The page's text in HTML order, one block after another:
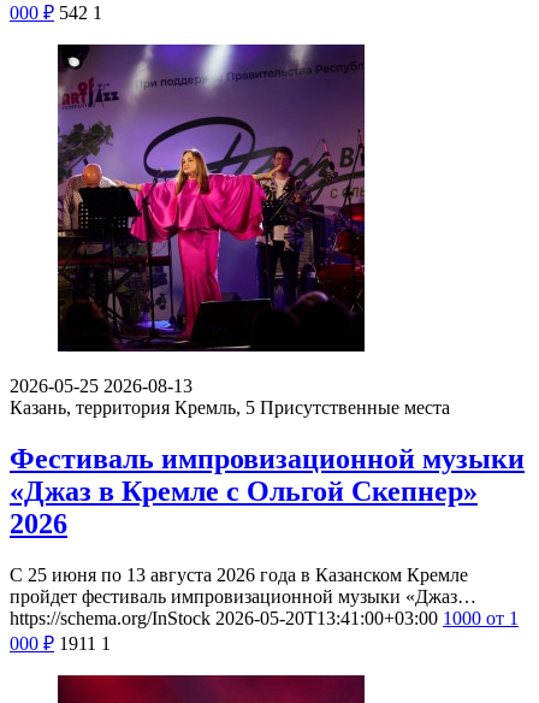
000 ₽ 542 1
2026-05-25 2026-08-13
Казань, территория Кремль, 5 Присутственные места
Фестиваль импровизационной музыки
«Джаз в Кремле с Ольгой Скепнер»
2026
С 25 июня по 13 августа 2026 года в Казанском Кремле
пройдет фестиваль импровизационной музыки «Джаз…
https://schema.org/InStock 2026-05-20T13:41:00+03:00 1000 от 1
000 ₽ 1911 1